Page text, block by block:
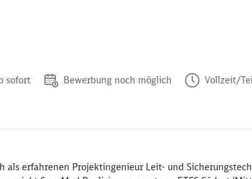
sofort Bewerbung noch möglich Vollzeit/
erfahrenen Projektingenieur Leit- und